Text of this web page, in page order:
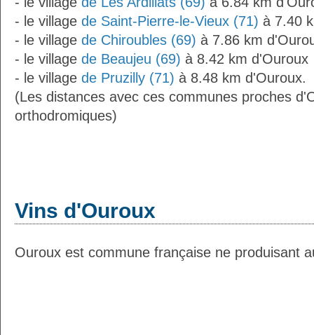
- le village de Saint-Pierre-le-Vieux (71) à 7.40
- le village de Chiroubles (69) à 7.86 km
- le village de Beaujeu (69) à 8.42 km d'Ouroux
- le village de Pruzilly (71) à 8.48 km d'Ouroux.
(Les distances avec ces communes proches
orthodromiques)
Vins d'Ouroux
Ouroux est commune française ne produisant